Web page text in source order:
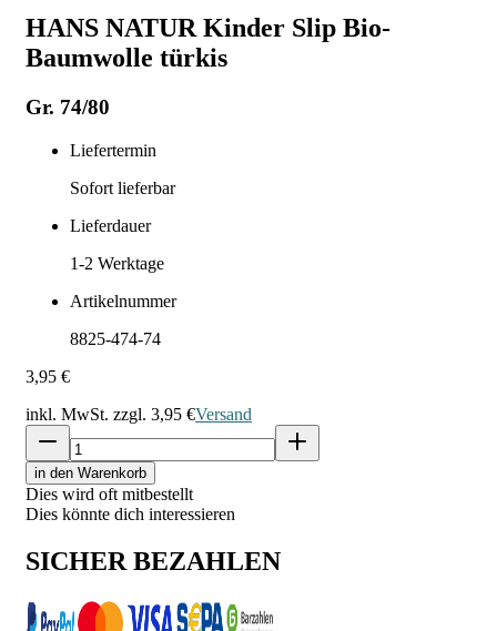
HANS NATUR Kinder Slip Bio-
Baumwolle türkis
Gr. 74/80
Liefertermin
Sofort lieferbar
Lieferdauer
1-2 Werktage
Artikelnummer
8825-474-74
3,95 €
inkl. MwSt. zzgl. 3,95 €Versand
in den Warenkorb
Dies wird oft mitbestellt
Dies könnte dich interessieren
SICHER BEZAHLEN